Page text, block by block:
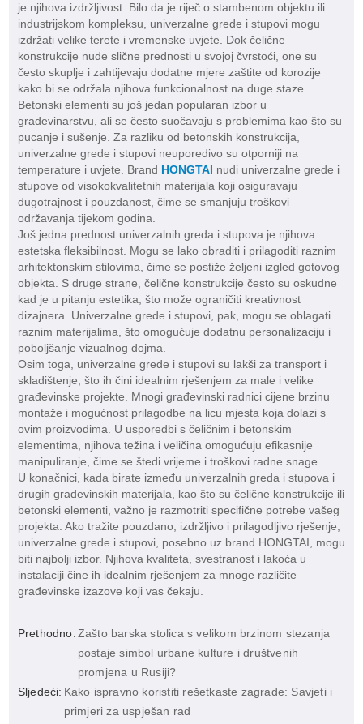
je njihova izdržljivost. Bilo da je riječ o stambenom objektu ili
industrijskom kompleksu, univerzalne grede i stupovi mogu
izdržati velike terete i vremenske uvjete. Dok čelične
konstrukcije nude slične prednosti u svojoj čvrstoći, one su
često skuplje i zahtijevaju dodatne mjere zaštite od korozije
kako bi se održala njihova funkcionalnost na duge staze.
Betonski elementi su još jedan popularan izbor u
građevinarstvu, ali se često suočavaju s problemima kao što su
pucanje i sušenje. Za razliku od betonskih konstrukcija,
univerzalne grede i stupovi neuporedivo su otporniji na
temperature i uvjete. Brand HONGTAI nudi univerzalne grede i
stupove od visokokvalitetnih materijala koji osiguravaju
dugotrajnost i pouzdanost, čime se smanjuju troškovi
održavanja tijekom godina.
Još jedna prednost univerzalnih greda i stupova je njihova
estetska fleksibilnost. Mogu se lako obraditi i prilagoditi raznim
arhitektonskim stilovima, čime se postiže željeni izgled gotovog
objekta. S druge strane, čelične konstrukcije često su oskudne
kad je u pitanju estetika, što može ograničiti kreativnost
dizajnera. Univerzalne grede i stupovi, pak, mogu se oblagati
raznim materijalima, što omogućuje dodatnu personalizaciju i
poboljšanje vizualnog dojma.
Osim toga, univerzalne grede i stupovi su lakši za transport i
skladištenje, što ih čini idealnim rješenjem za male i velike
građevinske projekte. Mnogi građevinski radnici cijene brzinu
montaže i mogućnost prilagodbe na licu mjesta koja dolazi s
ovim proizvodima. U usporedbi s čeličnim i betonskim
elementima, njihova težina i veličina omogućuju efikasnije
manipuliranje, čime se štedi vrijeme i troškovi radne snage.
U konačnici, kada birate između univerzalnih greda i stupova i
drugih građevinskih materijala, kao što su čelične konstrukcije ili
betonski elementi, važno je razmotriti specifične potrebe vašeg
projekta. Ako tražite pouzdano, izdržljivo i prilagodljivo rješenje,
univerzalne grede i stupovi, posebno uz brand HONGTAI, mogu
biti najbolji izbor. Njihova kvaliteta, svestranost i lakoća u
instalaciji čine ih idealnim rješenjem za mnoge različite
građevinske izazove koji vas čekaju.
Prethodno:Zašto barska stolica s velikom brzinom stezanja
postaje simbol urbane kulture i društvenih
promjena u Rusiji?
Sljedeći: Kako ispravno koristiti rešetkaste zagrade: Savjeti i
primjeri za uspješan rad